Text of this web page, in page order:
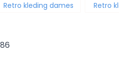
Retro kleding dames Retro